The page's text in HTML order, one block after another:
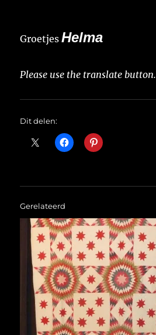
Groetjes Helma
Please use the translate button.
Dit delen:
Gerelateerd